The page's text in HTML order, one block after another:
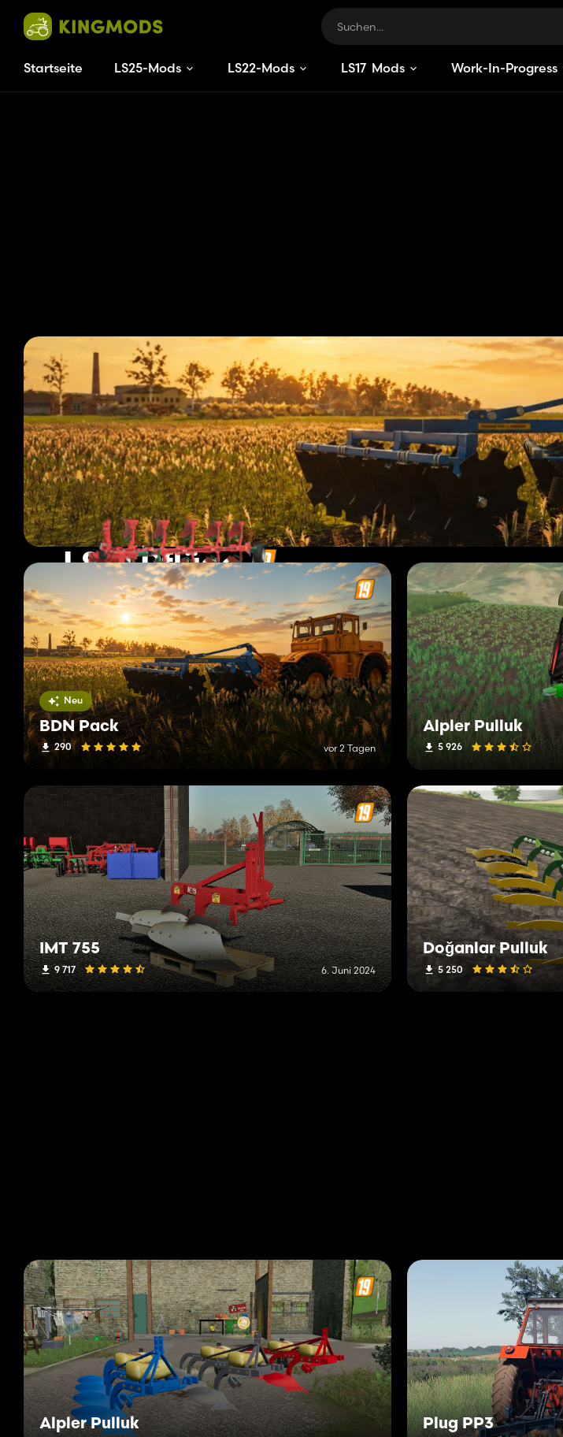
Startseite LS25-Mods LS22-Mods LS17 Mods Work-In-Progress
LS19 Pflüge
140 Mods Seite 1 von 12
Neu
BDN Pack
290 vor 2 Tagen
Alpler Pulluk
5 926
IMT 755
9 717 6. Juni 2024
Doğanlar Pulluk
5 250
Alpler Pulluk Plug PP3